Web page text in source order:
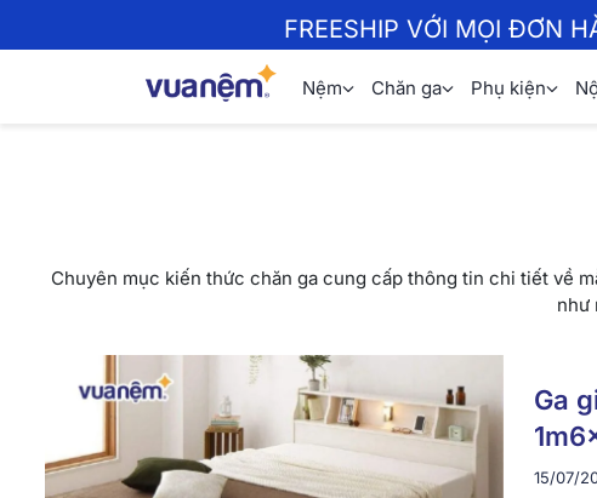
FREESHIP VỚI MỌI ĐƠN
Nệm Chăn ga Phụ kiện
Chuyên mục kiến thức chăn ga cung cấp thông tin chi tiết về
như
Ga
15/07/